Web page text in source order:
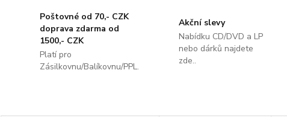
Poštovné od 70,- CZK
doprava zdarma od
1500,- CZK
Platí pro
Zásilkovnu/Balíkovnu/PPL.
Akční slevy
Nabídku CD/DVD a LP
nebo dárků najdete
zde..